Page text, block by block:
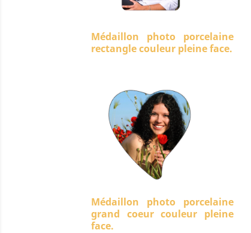
Médaillon photo porcelaine
rectangle couleur pleine face.
Médaillon photo porcelaine
grand coeur couleur pleine
face.